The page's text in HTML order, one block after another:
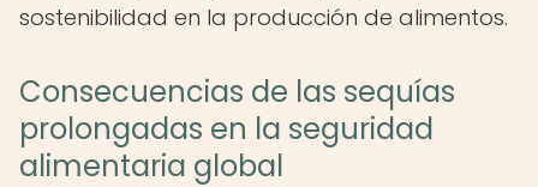
sostenibilidad en la producción de alimentos.
Consecuencias de las sequías
prolongadas en la seguridad
alimentaria global